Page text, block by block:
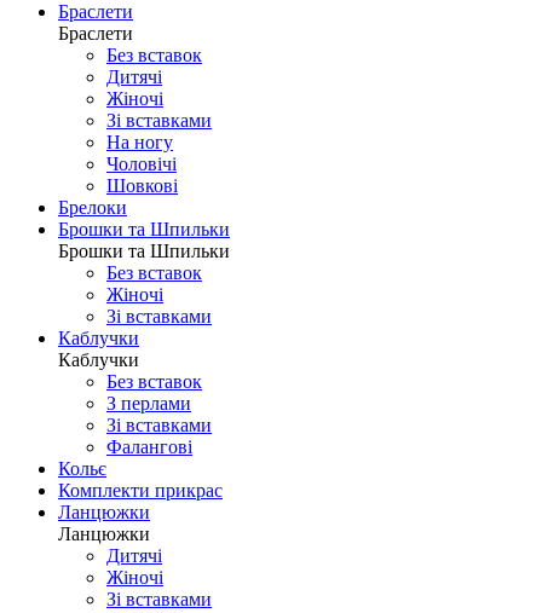
Браслети
Браслети
Без вставок
Дитячі
Жіночі
Зі вставками
На ногу
Чоловічі
Шовковi
Брелоки
Брошки та Шпильки
Брошки та Шпильки
Без вставок
Жіночі
Зі вставками
Каблучки
Каблучки
Без вставок
З перлами
Зі вставками
Фаланговi
Кольє
Комплекти прикрас
Ланцюжки
Ланцюжки
Дитячі
Жіночі
Зі вставками